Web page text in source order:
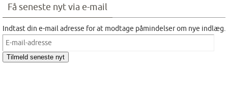
Få seneste nyt via e-mail
Indtast din e-mail adresse for at modtage påmindelser om nye indlæg.
E-
mail-
adresse
Tilmeld seneste nyt